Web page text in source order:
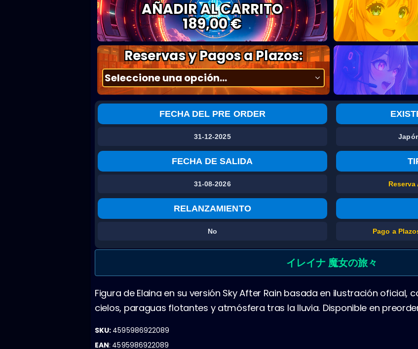
AÑADIR AL CARRITO
189,00 €
Reservas y Pagos a Plazos:
FECHA DEL PRE ORDER
31-12-2025
FECHA DE SALIDA
31-08-2026
RELANZAMIENTO
No Pago a
イレイナ 魔女の旅々
Figura de Elaina en su versión Sky After Rain basada en ilustración
cielos, paraguas flotantes y atmósfera tras la lluvia. Disponible en
SKU: 4595986922089
EAN: 4595986922089